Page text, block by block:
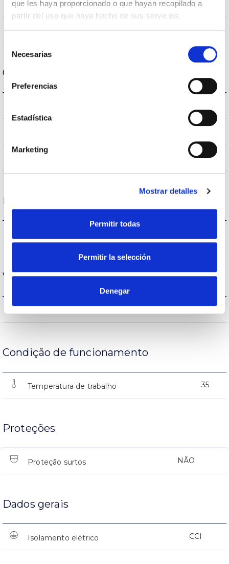
que les haya proporcionado o que hayan recopilado a
partir del uso que haya hecho de sus servicios.
consentimiento
Necesarias
Preferencias
Estadística
Marketing
Mostrar detalles
Permitir todas
Permitir la selección
Denegar
cromática
Carcaça e Acabamento
GRIS
Desempenho
Vida
(L70B50>)50.000h
Condição de funcionamento
Temperatura de trabalho 35
Proteções
Proteção surtos NÃO
Dados gerais
Isolamento elétrico CCI